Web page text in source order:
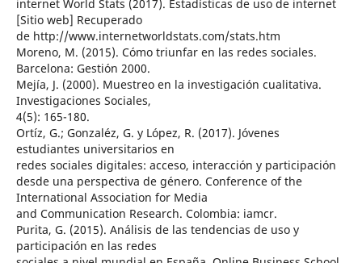
internet World Stats (2017). Estadísticas de uso de internet
[Sitio web] Recuperado
de http://www.internetworldstats.com/stats.htm
Moreno, M. (2015). Cómo triunfar en las redes sociales.
Barcelona: Gestión 2000.
Mejía, J. (2000). Muestreo en la investigación cualitativa.
Investigaciones Sociales,
4(5): 165-180.
Ortíz, G.; Gonzaléz, G. y López, R. (2017). Jóvenes
estudiantes universitarios en
redes sociales digitales: acceso, interacción y participación
desde una perspectiva de género. Conference of the
International Association for Media
and Communication Research. Colombia: iamcr.
Purita, G. (2015). Análisis de las tendencias de uso y
participación en las redes